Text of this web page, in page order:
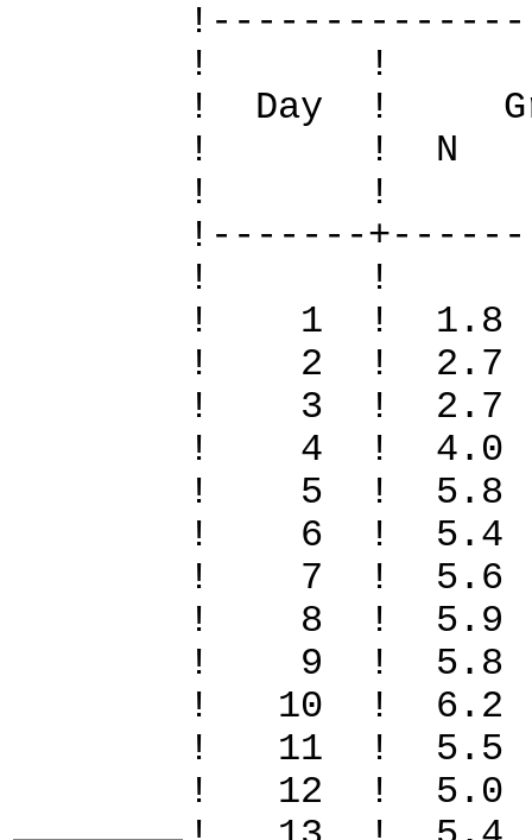
!
! Day !
! ! N S
!
!-------
!
! 1 ! 1.8
! 2 ! 2.7
! 3 ! 2.7
! 4 ! 4.0
! 5 ! 5.8
! 6 ! 5.4
! 7 ! 5.6
! 8 ! 5.9
! 9 ! 5.8
! 10 ! 6.2
! 11 ! 5.5
! 12 ! 5.0